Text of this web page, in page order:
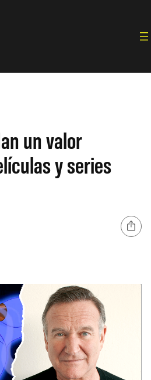
un valor
y series